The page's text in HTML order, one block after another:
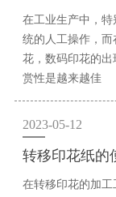
在工业生产中，
统的人工操作，
花，数码印花的
赏性是越来越佳
2023-05-12
转移印花纸的
在转移印花的加